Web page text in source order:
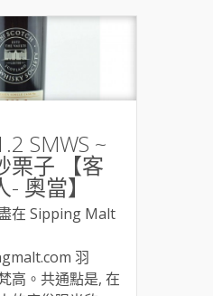
SMWS ~
栗子 【客
- 奧當】
在 Sipping Malt
羽
高。共通點是, 在